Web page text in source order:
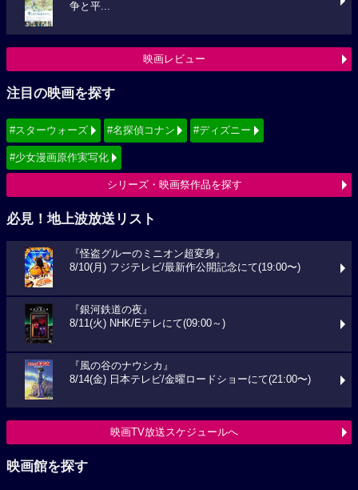
争と平...
映画レビュー
注目の映画を探す
#スターウォーズ #名探偵コナン #ディズニー
#少女漫画原作実写化
シリーズ・映画祭作品を探す
必見！地上波放送リスト
『怪盗グルーのミニオン超変身』
8/10(月) フジテレビ/最新作公開記念にて(19:00〜)
『銀河鉄道の夜』
8/11(火) NHK/Eテレにて(09:00～)
『風の谷のナウシカ』
8/14(金) 日本テレビ/金曜ロードショーにて(21:00〜)
映画TV放送スケジュールへ
映画館を探す